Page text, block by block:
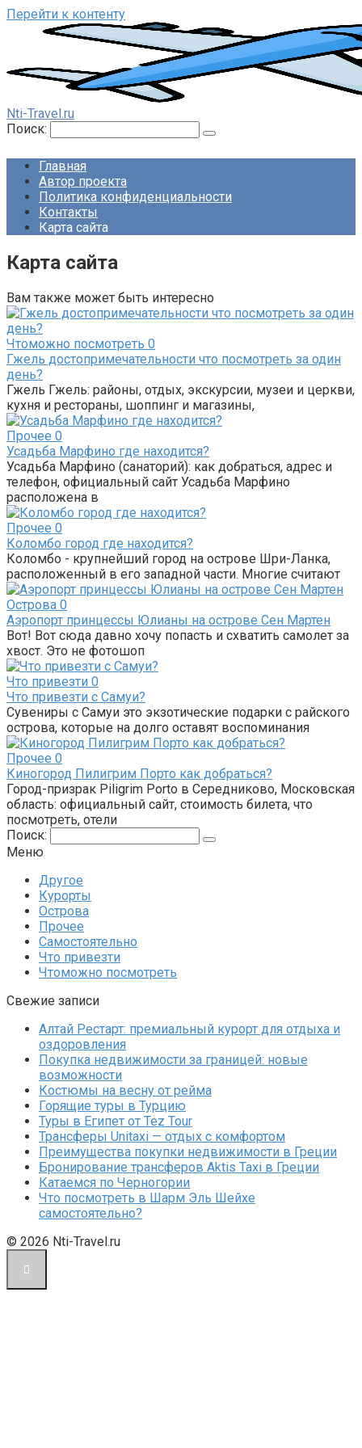
Перейти к контенту
Nti-Travel.ru
Поиск:
Главная
Автор проекта
Политика конфиденциальности
Контакты
Карта сайта
Карта сайта
Вам также может быть интересно
Чтоможно посмотреть 0
Гжель достопримечательности что посмотреть за один
день?
Гжель Гжель: районы, отдых, экскурсии, музеи и церкви,
кухня и рестораны, шоппинг и магазины,
Прочее 0
Усадьба Марфино где находится?
Усадьба Марфино (санаторий): как добраться, адрес и
телефон, официальный сайт Усадьба Марфино
расположена в
Прочее 0
Коломбо город где находится?
Коломбо - крупнейший город на острове Шри-Ланка,
расположенный в его западной части. Многие считают
Острова 0
Аэропорт принцессы Юлианы на острове Сен Мартен
Вот! Вот сюда давно хочу попасть и схватить самолет за
хвост. Это не фотошоп
Что привезти 0
Что привезти с Самуи?
Сувениры с Самуи это экзотические подарки с райского
острова, которые на долго оставят воспоминания
Прочее 0
Киногород Пилигрим Порто как добраться?
Город-призрак Piligrim Porto в Середниково, Московская
область: официальный сайт, стоимость билета, что
посмотреть, отели
Поиск:
Меню
Другое
Курорты
Острова
Прочее
Самостоятельно
Что привезти
Чтоможно посмотреть
Свежие записи
Алтай Рестарт: премиальный курорт для отдыха и
оздоровления
Покупка недвижимости за границей: новые
возможности
Костюмы на весну от рейма
Горящие туры в Турцию
Туры в Египет от Tez Tour
Трансферы Unitaxi — отдых с комфортом
Преимущества покупки недвижимости в Греции
Бронирование трансферов Aktis Taxi в Греции
Катаемся по Черногории
Что посмотреть в Шарм Эль Шейхе
самостоятельно?
© 2026 Nti-Travel.ru